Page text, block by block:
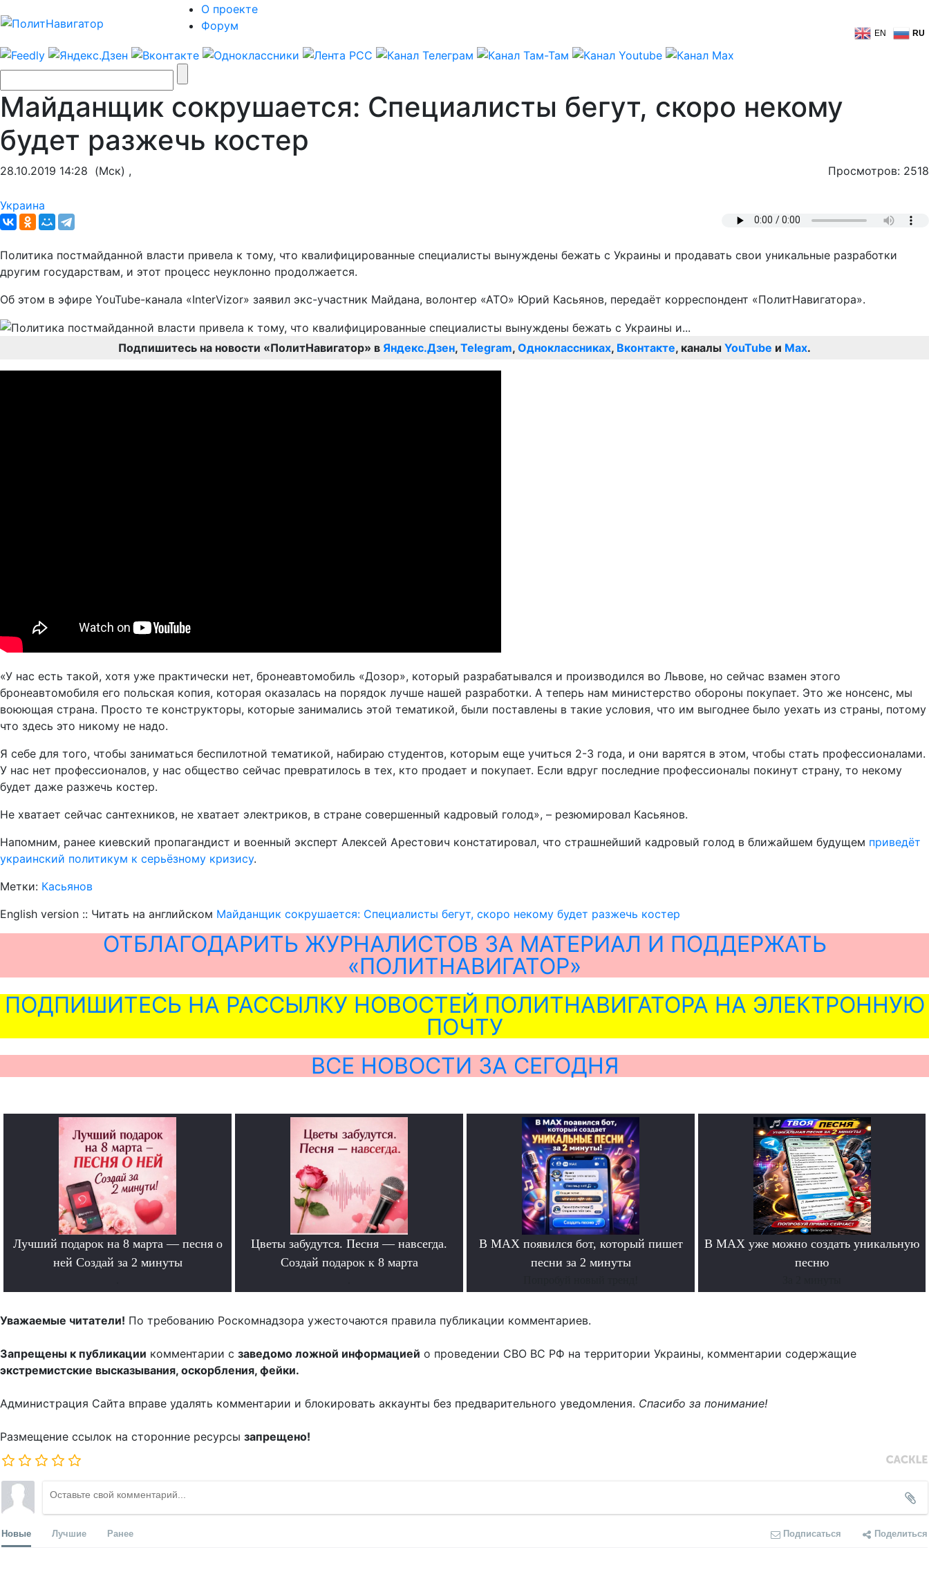
О проекте
Форум
EN RU
Майданщик сокрушается: Специалисты бегут, скоро некому
будет разжечь костер
28.10.2019 14:28 (Мск) , Просмотров: 2518
Украина
Политика постмайданной власти привела к тому, что квалифицированные специалисты вынуждены бежать с Украины и продавать свои уникальные разработки
другим государствам, и этот процесс неуклонно продолжается.
Об этом в эфире YouTube-канала «InterVizor» заявил экс-участник Майдана, волонтер «АТО» Юрий Касьянов, передаёт корреспондент «ПолитНавигатора».
Подпишитесь на новости «ПолитНавигатор» в Яндекс.Дзен, Telegram, Одноклассниках, Вконтакте, каналы YouTube и Max.
«У нас есть такой, хотя уже практически нет, бронеавтомобиль «Дозор», который разрабатывался и производился во Львове, но сейчас взамен этого
бронеавтомобиля его польская копия, которая оказалась на порядок лучше нашей разработки. А теперь нам министерство обороны покупает. Это же нонсенс, мы
воюющая страна. Просто те конструкторы, которые занимались этой тематикой, были поставлены в такие условия, что им выгоднее было уехать из страны, потому
что здесь это никому не надо.
Я себе для того, чтобы заниматься беспилотной тематикой, набираю студентов, которым еще учиться 2-3 года, и они варятся в этом, чтобы стать профессионалами.
У нас нет профессионалов, у нас общество сейчас превратилось в тех, кто продает и покупает. Если вдруг последние профессионалы покинут страну, то некому
будет даже разжечь костер.
Не хватает сейчас сантехников, не хватает электриков, в стране совершенный кадровый голод», – резюмировал Касьянов.
Напомним, ранее киевский пропагандист и военный эксперт Алексей Арестович констатировал, что страшнейший кадровый голод в ближайшем будущем приведёт
украинский политикум к серьёзному кризису.
Метки: Касьянов
English version :: Читать на английском Майданщик сокрушается: Специалисты бегут, скоро некому будет разжечь костер
ОТБЛАГОДАРИТЬ ЖУРНАЛИСТОВ ЗА МАТЕРИАЛ И ПОДДЕРЖАТЬ
«ПОЛИТНАВИГАТОР»
ПОДПИШИТЕСЬ НА РАССЫЛКУ НОВОСТЕЙ ПОЛИТНАВИГАТОРА НА ЭЛЕКТРОННУЮ
ПОЧТУ
ВСЕ НОВОСТИ ЗА СЕГОДНЯ
Лучший подарок на 8 марта — песня о
ней Создай за 2 минуты
Цветы забудутся. Песня — навсегда.
Создай подарок к 8 марта
В MAX появился бот, который пишет
песни за 2 минуты
В MAX уже можно создать уникальную
песню
Уважаемые читатели! По требованию Роскомнадзора ужесточаются правила публикации комментариев.
Запрещены к публикации комментарии с заведомо ложной информацией о проведении СВО ВС РФ на территории Украины, комментарии содержащие
экстремистские высказывания, оскорбления, фейки.
Администрация Сайта вправе удалять комментарии и блокировать аккаунты без предварительного уведомления. Спасибо за понимание!
Размещение ссылок на сторонние ресурсы запрещено!
Новые Лучшие Ранее Подписаться Поделиться